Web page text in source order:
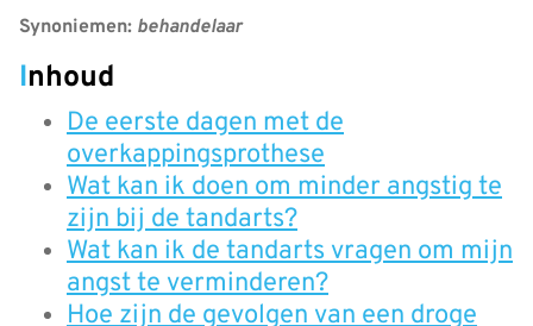
Synoniemen: behandelaar
Inhoud
De eerste dagen met de
overkappingsprothese
Wat kan ik doen om minder angstig te
zijn bij de tandarts?
Wat kan ik de tandarts vragen om mijn
angst te verminderen?
Hoe zijn de gevolgen van een droge